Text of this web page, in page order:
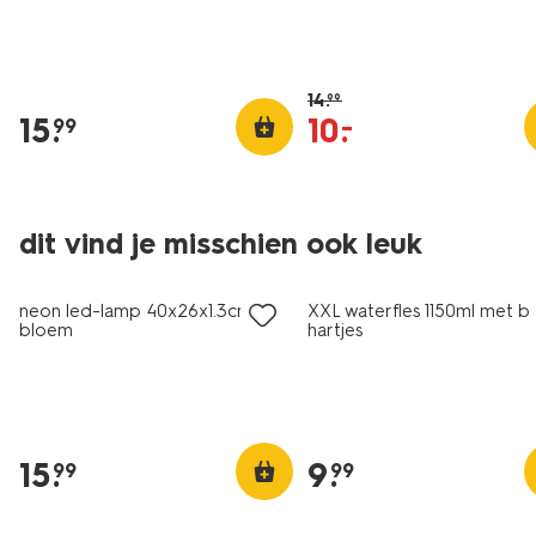
15.
99
14.99
10.
–
dit vind je misschien ook leuk
nieuw
neon led-lamp 40x26x1.3cm
bloem
15.
99
nieuw
XXL waterfles 1150ml met
hartjes
9.
99